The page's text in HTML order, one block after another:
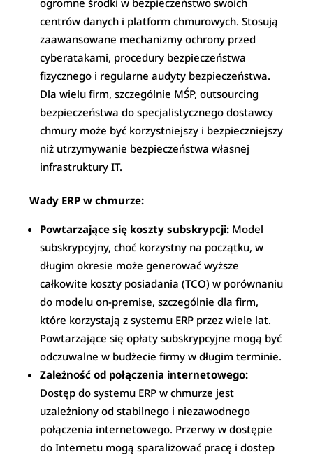
ogromne środki w bezpieczeństwo swoich
centrów danych i platform chmurowych. Stosują
zaawansowane mechanizmy ochrony przed
cyberatakami, procedury bezpieczeństwa
fizycznego i regularne audyty bezpieczeństwa.
Dla wielu firm, szczególnie MŚP, outsourcing
bezpieczeństwa do specjalistycznego dostawcy
chmury może być korzystniejszy i bezpieczniejszy
niż utrzymywanie bezpieczeństwa własnej
infrastruktury IT.
Wady ERP w chmurze:
Powtarzające się koszty subskrypcji: Model
subskrypcyjny, choć korzystny na początku, w
długim okresie może generować wyższe
całkowite koszty posiadania (TCO) w porównaniu
do modelu on-premise, szczególnie dla firm,
które korzystają z systemu ERP przez wiele lat.
Powtarzające się opłaty subskrypcyjne mogą być
odczuwalne w budżecie firmy w długim terminie.
Zależność od połączenia internetowego:
Dostęp do systemu ERP w chmurze jest
uzależniony od stabilnego i niezawodnego
połączenia internetowego. Przerwy w dostępie
do Internetu mogą sparaliżować pracę i dostep